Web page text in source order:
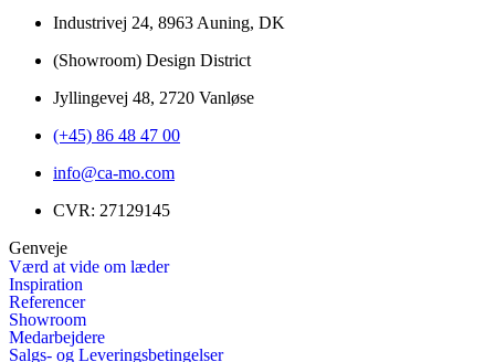
Industrivej 24, 8963 Auning, DK
(Showroom) Design District
Jyllingevej 48, 2720 Vanløse
(+45) 86 48 47 00
info@ca-mo.com
CVR: 27129145
Genveje
Værd at vide om læder
Inspiration
Referencer
Showroom
Medarbejdere
Salgs- og Leveringsbetingelser